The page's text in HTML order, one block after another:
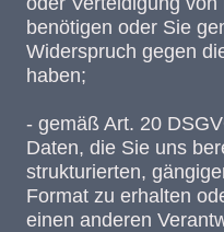
benötigen oder Sie
Widerspruch gegen
haben;
- gemäß Art. 20
Daten, die Sie uns
strukturierten,
Format zu erhalten
einen anderen